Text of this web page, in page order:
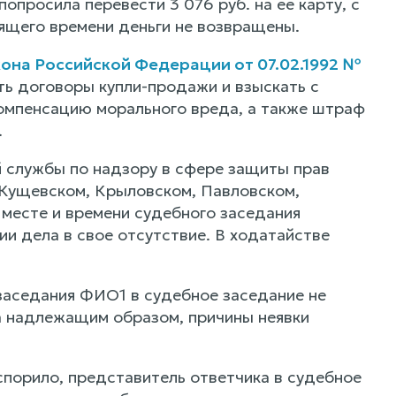
времени деньги не возвращены.
Российской Федерации от 07.02.1992 №
договоры купли-продажи и взыскать с
морального вреда, а также штраф
службы по надзору в сфере защиты прав
Крыловском, Павловском,
и времени судебного заседания
дела в свое отсутствие. В ходатайстве
ФИО1 в судебное заседание не
надлежащим образом, причины неявки
представитель ответчика в судебное